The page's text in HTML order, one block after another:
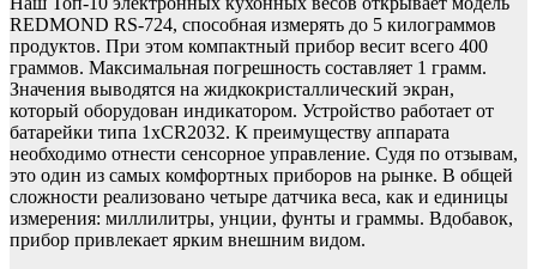
REDMOND RS-724, способная измерять до 5 килограммов
продуктов. При этом компактный прибор весит всего 400
граммов. Максимальная погрешность составляет 1 грамм.
Значения выводятся на жидкокристаллический экран,
который оборудован индикатором. Устройство работает от
батарейки типа 1хСR2032. К преимуществу аппарата
необходимо отнести сенсорное управление. Судя по отзывам,
это один из самых комфортных приборов на рынке. В общей
сложности реализовано четыре датчика веса, как и единицы
измерения: миллилитры, унции, фунты и граммы. Вдобавок,
прибор привлекает ярким внешним видом.